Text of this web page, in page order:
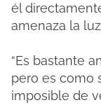
él
amenaza la
“Es bastante
pero es como
imposible de